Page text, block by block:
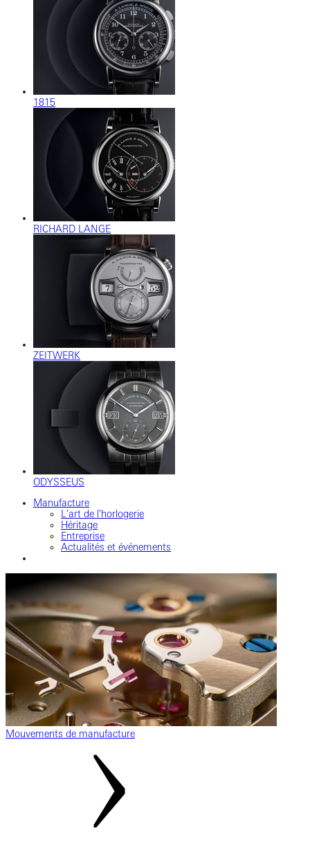
1815
RICHARD LANGE
ZEITWERK
ODYSSEUS
Manufacture
L'art de l'horlogerie
Héritage
Entreprise
Actualités et événements
Mouvements de manufacture